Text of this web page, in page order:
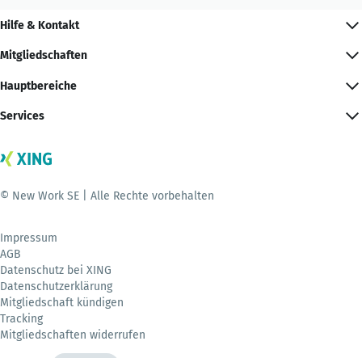
Hilfe & Kontakt
Mitgliedschaften
Hauptbereiche
Services
© New Work SE | Alle Rechte vorbehalten
Impressum
AGB
Datenschutz bei XING
Datenschutzerklärung
Mitgliedschaft kündigen
Tracking
Mitgliedschaften widerrufen